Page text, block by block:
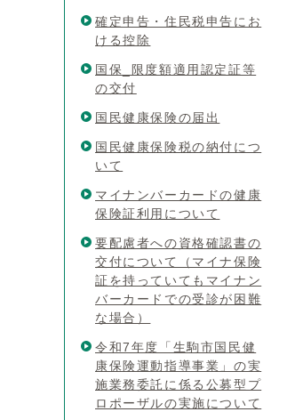
確定申告・住民税申告にお
ける控除
国保_限度額適用認定証等
の交付
国民健康保険の届出
国民健康保険税の納付につ
いて
マイナンバーカードの健康
保険証利用について
要配慮者への資格確認書の
交付について（マイナ保険
証を持っていてもマイナン
バーカードでの受診が困難
な場合）
令和7年度「生駒市国民健
康保険運動指導事業」の実
施業務委託に係る公募型プ
ロポーザルの実施について